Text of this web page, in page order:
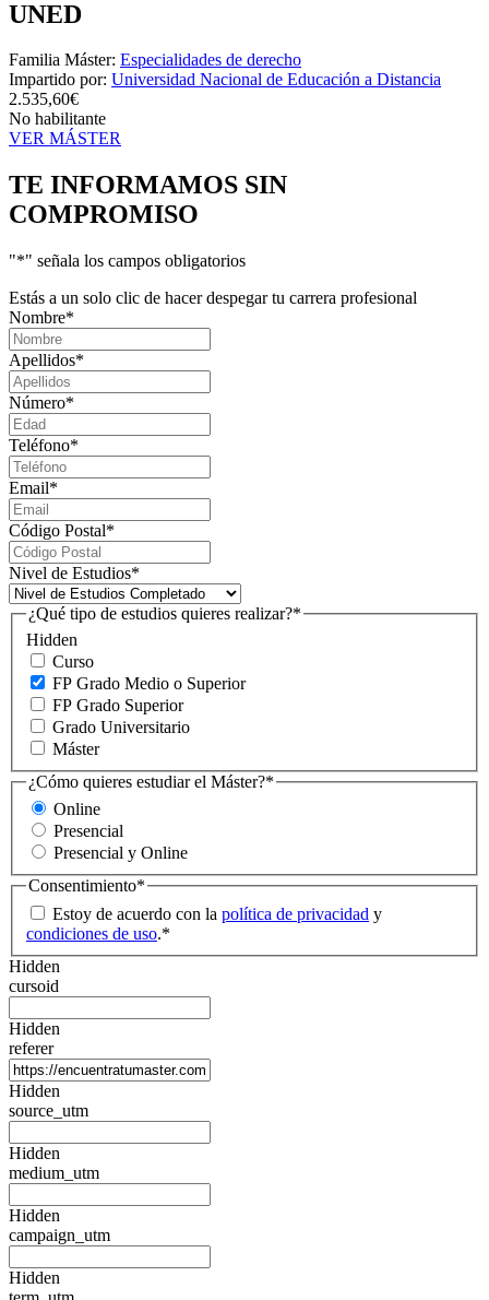
UNED
Familia Máster: Especialidades de derecho
Impartido por: Universidad Nacional de Educación a Distancia
2.535,60€
No habilitante
VER MÁSTER
TE INFORMAMOS SIN
COMPROMISO
"*" señala los campos obligatorios
Estás a un solo clic de hacer despegar tu carrera profesional
Nombre*
Apellidos*
Número*
Teléfono*
Email*
Código Postal*
Nivel de Estudios*
Hidden
¿Qué tipo de estudios quieres realizar?*
Curso
FP Grado Medio o Superior
FP Grado Superior
Grado Universitario
Máster
¿Cómo quieres estudiar el Máster?*
Online
Presencial
Presencial y Online
Consentimiento*
Estoy de acuerdo con la política de privacidad y
condiciones de uso.*
Hidden
cursoid
Hidden
referer
Hidden
source_utm
Hidden
medium_utm
Hidden
campaign_utm
Hidden